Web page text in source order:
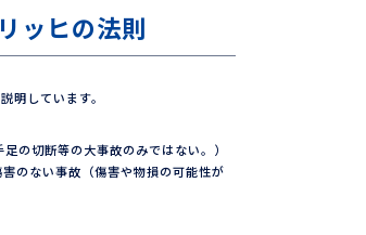
ッヒの法則
明しています。
の切断等の大事故のみではない。）
のない事故（傷害や物損の可能性が